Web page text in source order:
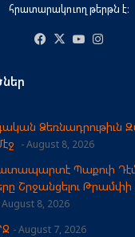
հրատարակուող թերթն է։
Facebook
X YouTube
Ձեռնադրութիւն
August 8, 2026
Պաքուի
Շրջանցելու
August 8, 2026
August 7, 2026